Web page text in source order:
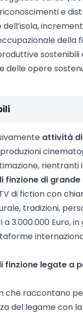
e
della
delle opere
attività
finzione di
di fiction con
tradizioni,
3.000.000 Euro,
finzione legate a
che raccontano
del legame con